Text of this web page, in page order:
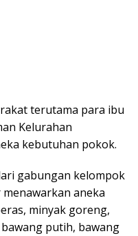
terutama para ibu
Kelurahan
kebutuhan pokok.
gabungan kelompok
aneka
minyak goreng,
putih, bawang